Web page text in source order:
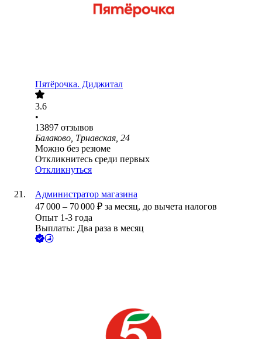
Пятёрочка. Диджитал
3.6
•
13897 отзывов
Балаково, Трнавская, 24
Можно без резюме
Откликнитесь среди первых
Откликнуться
Администратор магазина
47 000 – 70 000 ₽ за месяц, до вычета налогов
Опыт 1-3 года
Выплаты: Два раза в месяц